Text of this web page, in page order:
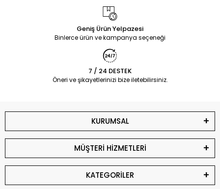
Geniş Ürün Yelpazesi
Binlerce ürün ve kampanya seçeneği
7 / 24 DESTEK
Öneri ve şikayetlerinizi bize iletebilirsiniz.
KURUMSAL
MÜŞTERİ HİZMETLERİ
KATEGORİLER